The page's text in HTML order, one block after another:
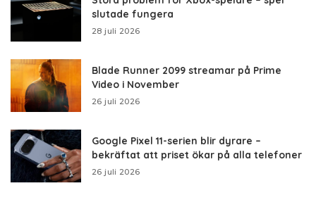
slutade fungera
28 juli 2026
Blade Runner 2099 streamar på Prime
Video i November
26 juli 2026
Google Pixel 11-serien blir dyrare –
bekräftat att priset ökar på alla telefoner
26 juli 2026